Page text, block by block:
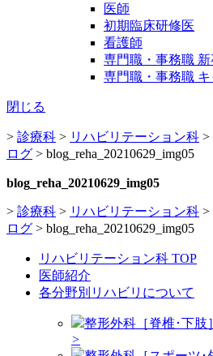
医師
初期臨床研修医
看護師
専門職・事務職 新
専門職・事務職 キ
閉じる
> 診療科 > リハビリテーション科 >
ログ > blog_reha_20210629_img05
blog_reha_20210629_img05
> 診療科 > リハビリテーション科 >
ログ > blog_reha_20210629_img05
リハビリテーション科 TOP
医師紹介
各分野別リハビリについて
整形外科［脊椎･下肢
>